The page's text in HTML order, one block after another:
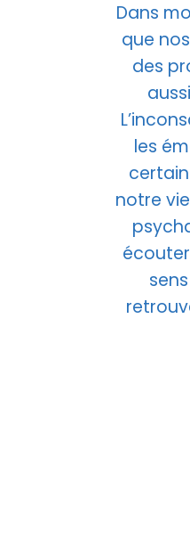
Dans
que
des
les
notre